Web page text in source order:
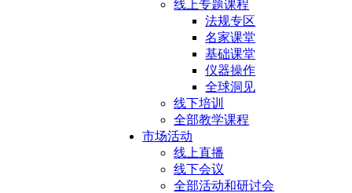
线上专题课程
法规专区
名家课堂
基础课堂
仪器操作
全球洞见
线下培训
全部教学课程
市场活动
线上直播
线下会议
全部活动和研讨会